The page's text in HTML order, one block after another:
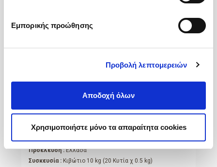
Εμπορικής προώθησης
Προβολή λεπτομερειών
Αποδοχή όλων
Χρησιμοποιήστε μόνο τα απαραίτητα cookies
Μαστίχα Μεσαία
Προέλευση :Ελλάδα
Συσκευσία : Κιβώτιο 10 kg (20 Κυτία χ 0.5 kg)